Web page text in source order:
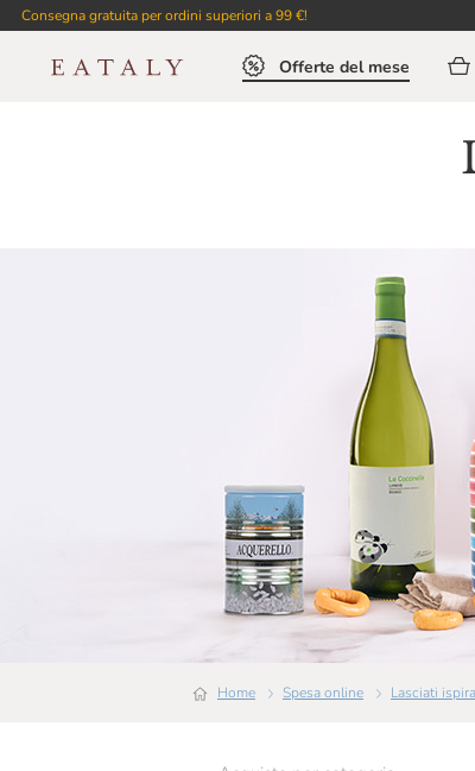
Consegna gratuita per ordini superiori a 99 €!
Offerte del mese
Home Spesa online Lasciati